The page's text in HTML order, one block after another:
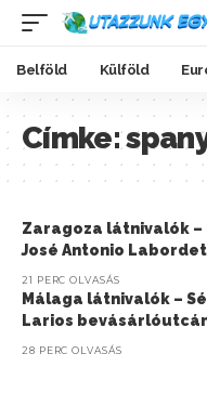
Belföld Külföld
Címke:
Zaragoza látnivalók –
José Antonio
21 PERC OLVASÁS
Málaga látnivalók –
Larios
28 PERC OLVASÁS